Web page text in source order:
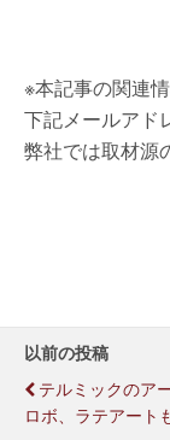
※本記事の関連
下記メールアド
弊社では取材源
以前の投稿
テルミックのア
ロボ、ラテアート